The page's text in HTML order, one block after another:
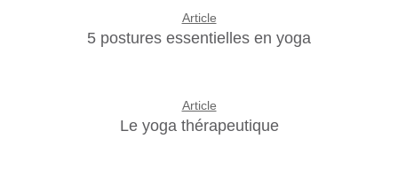
Article
5 postures essentielles en yoga
Article
Le yoga thérapeutique